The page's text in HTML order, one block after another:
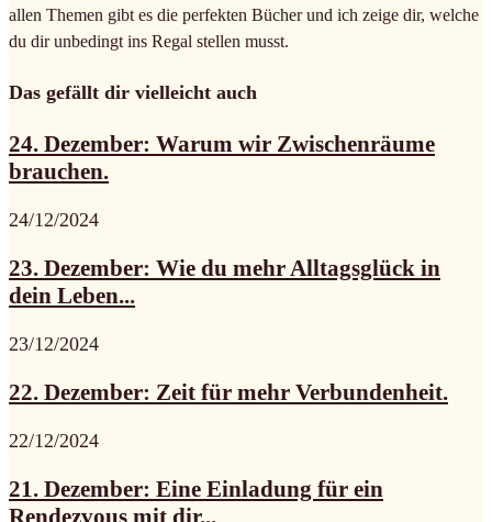
allen Themen gibt es die perfekten Bücher und ich zeige dir, welche
du dir unbedingt ins Regal stellen musst.
Das gefällt dir vielleicht auch
24. Dezember: Warum wir Zwischenräume
brauchen.
24/12/2024
23. Dezember: Wie du mehr Alltagsglück in
dein Leben...
23/12/2024
22. Dezember: Zeit für mehr Verbundenheit.
22/12/2024
21. Dezember: Eine Einladung für ein
Rendezvous mit dir...